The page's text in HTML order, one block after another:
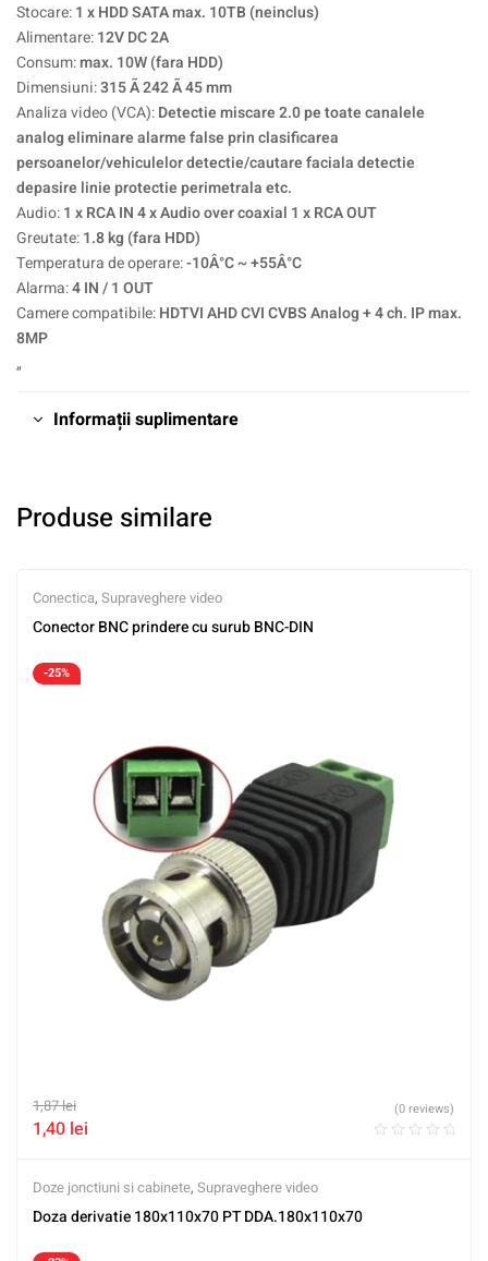
Stocare:1 x HDD SATA max. 10TB (neinclus)
Alimentare:12V DC 2A
Consum:max. 10W (fara HDD)
Dimensiuni:315 Ã 242 Ã 45 mm
Analiza video (VCA):Detectie miscare 2.0 pe toate canalele
analog eliminare alarme false prin clasificarea
persoanelor/vehiculelor detectie/cautare faciala detectie
depasire linie protectie perimetrala etc.
Audio:1 x RCA IN 4 x Audio over coaxial 1 x RCA OUT
Greutate:1.8 kg (fara HDD)
Temperatura de operare:-10Â°C ~ +55Â°C
Alarma:4 IN / 1 OUT
Camere compatibile:HDTVI AHD CVI CVBS Analog + 4 ch. IP max.
8MP
„
Informații suplimentare
Produse similare
Conectica, Supraveghere video
Conector BNC prindere cu surub BNC-DIN
-25%
1,87lei
1,40 lei
(0 reviews)
Doze jonctiuni si cabinete, Supraveghere video
Doza derivatie 180x110x70 PT DDA.180x110x70